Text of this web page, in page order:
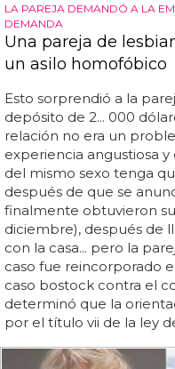
LA PAREJA DEMANDÓ A LA
DEMANDA
Una pareja de
un asilo homofóbico
Esto sorprendió a la
depósito de 2... 000
relación no era un
experiencia angustiosa
del mismo sexo tenga
después de que se
finalmente obtuvieron
diciembre), después de
con la casa... pero la
caso fue reincorporado
caso bostock contra el
determinó que la
por el título vii de la ley